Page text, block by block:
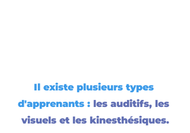
Il existe plusieurs types
d'apprenants : les auditifs, les
visuels et les kinesthésiques.